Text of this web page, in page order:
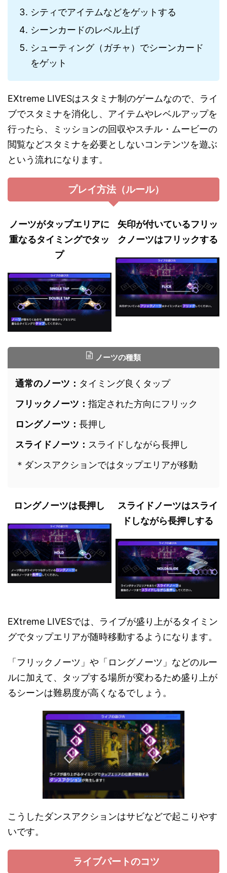
シティでアイテムなどをゲットする
シーンカードのレベル上げ
シューティング（ガチャ）でシーンカード
をゲット
EXtreme LIVESはスタミナ制のゲームなので、ライ
ブでスタミナを消化し、アイテムやレベルアップを
行ったら、ミッションの回収やスチル・ムービーの
閲覧などスタミナを必要としないコンテンツを遊ぶ
という流れになります。
プレイ方法（ルール）
ノーツがタップエリアに
重なるタイミングでタッ
プ
矢印が付いているフリッ
クノーツはフリックする
ノーツの種類
通常のノーツ： タイミング良くタップ
フリックノーツ： 指定された方向にフリック
ロングノーツ： 長押し
スライドノーツ： スライドしながら長押し
＊ダンスアクションではタップエリアが移動
ロングノーツは長押し
スライドノーツはスライ
ドしながら長押しする
EXtreme LIVESでは、ライブが盛り上がるタイミン
グでタップエリアが随時移動するようになります。
「フリックノーツ」や「ロングノーツ」などのルー
ルに加えて、タップする場所が変わるため盛り上が
るシーンは難易度が高くなるでしょう。
こうしたダンスアクションはサビなどで起こりやす
いです。
ライブパートのコツ